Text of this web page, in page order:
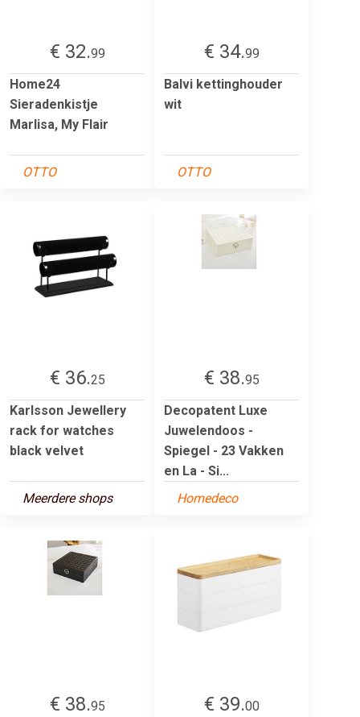
€ 32.99
Home24
Sieradenkistje
Marlisa, My Flair
OTTO
€ 34.99
Balvi kettinghouder
wit
OTTO
€ 36.25
Karlsson Jewellery
rack for watches
black velvet
Meerdere shops
€ 38.95
Decopatent Luxe
Juwelendoos -
Spiegel - 23 Vakken
en La - Si...
Homedeco
€ 38.95 € 39.00